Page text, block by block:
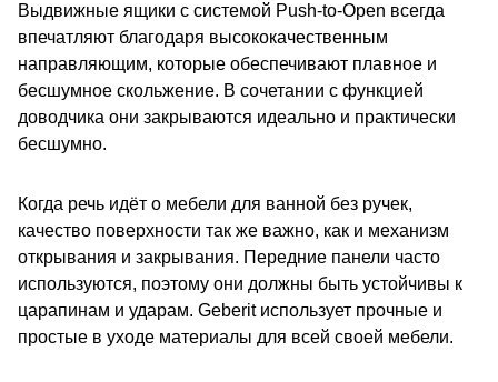
Выдвижные ящики с системой Push-to-Open всегда
впечатляют благодаря высококачественным
направляющим, которые обеспечивают плавное и
бесшумное скольжение. В сочетании с функцией
доводчика они закрываются идеально и практически
бесшумно.
Когда речь идёт о мебели для ванной без ручек,
качество поверхности так же важно, как и механизм
открывания и закрывания. Передние панели часто
используются, поэтому они должны быть устойчивы к
царапинам и ударам. Geberit использует прочные и
простые в уходе материалы для всей своей мебели.